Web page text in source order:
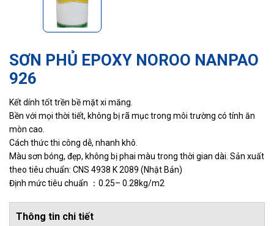
SƠN PHỦ EPOXY NOROO NANPAO
926
Kết dính tốt trền bề mặt xi măng.
Bền với mọi thời tiết, không bị rã mục trong môi trường có tính ăn
mòn cao.
Cách thức thi công dễ, nhanh khô.
Màu sơn bóng, đẹp, không bị phai màu trong thời gian dài. Sản xuất
theo tiêu chuẩn: CNS 4938 K 2089 (Nhật Bản)
Định mức tiêu chuẩn ：0.25– 0.28kg/m2
Thông tin chi tiết